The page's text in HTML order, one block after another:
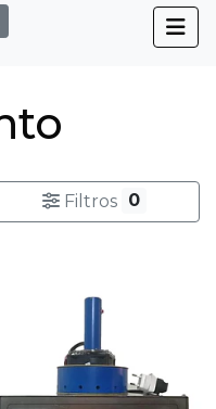
Filtros 0